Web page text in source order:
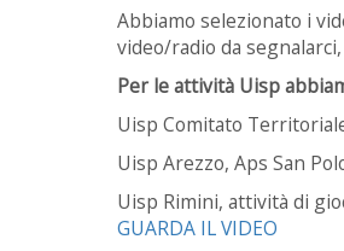
Abbiamo selezionato i
video/radio da
Per le attività Uisp
Uisp Comitato
Uisp Arezzo, Aps San
Uisp Rimini, attività di
GUARDA IL VIDEO